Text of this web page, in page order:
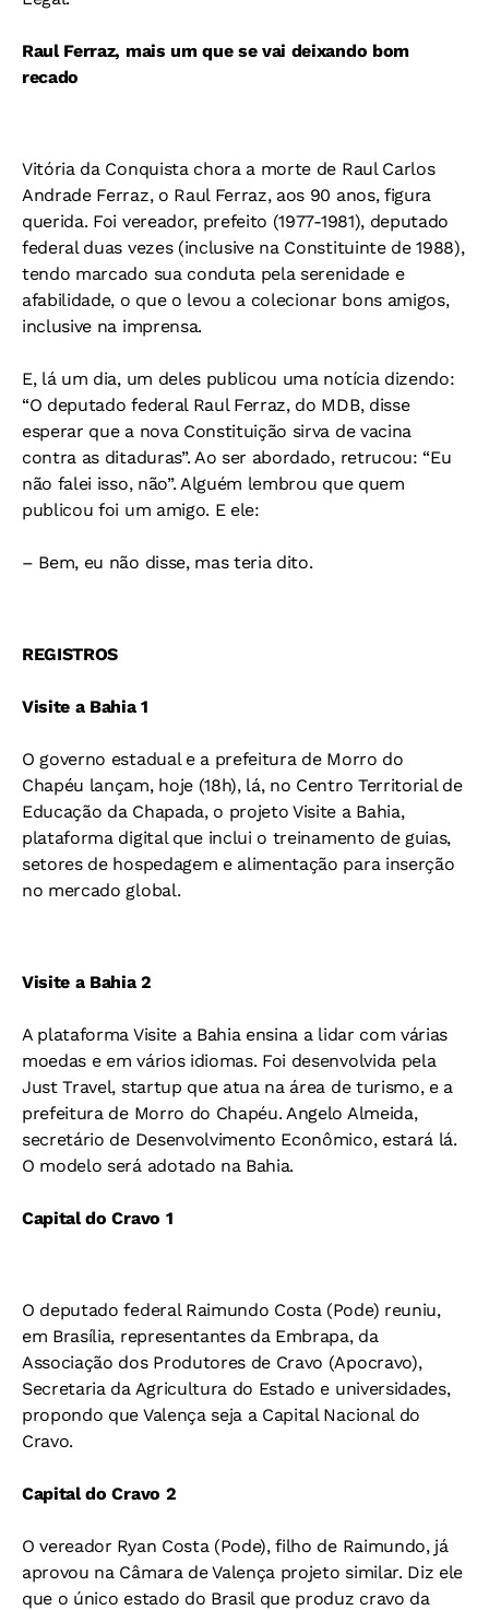
Raul Ferraz, mais um que se vai deixando bom
recado
Vitória da Conquista chora a morte de Raul Carlos
Andrade Ferraz, o Raul Ferraz, aos 90 anos, figura
querida. Foi vereador, prefeito (1977-1981), deputado
federal duas vezes (inclusive na Constituinte de 1988),
tendo marcado sua conduta pela serenidade e
afabilidade, o que o levou a colecionar bons amigos,
inclusive na imprensa.
E, lá um dia, um deles publicou uma notícia dizendo:
“O deputado federal Raul Ferraz, do MDB, disse
esperar que a nova Constituição sirva de vacina
contra as ditaduras”. Ao ser abordado, retrucou: “Eu
não falei isso, não”. Alguém lembrou que quem
publicou foi um amigo. E ele:
– Bem, eu não disse, mas teria dito.
REGISTROS
Visite a Bahia 1
O governo estadual e a prefeitura de Morro do
Chapéu lançam, hoje (18h), lá, no Centro Territorial de
Educação da Chapada, o projeto Visite a Bahia,
plataforma digital que inclui o treinamento de guias,
setores de hospedagem e alimentação para inserção
no mercado global.
Visite a Bahia 2
A plataforma Visite a Bahia ensina a lidar com várias
moedas e em vários idiomas. Foi desenvolvida pela
Just Travel, startup que atua na área de turismo, e a
prefeitura de Morro do Chapéu. Angelo Almeida,
secretário de Desenvolvimento Econômico, estará lá.
O modelo será adotado na Bahia.
Capital do Cravo 1
O deputado federal Raimundo Costa (Pode) reuniu,
em Brasília, representantes da Embrapa, da
Associação dos Produtores de Cravo (Apocravo),
Secretaria da Agricultura do Estado e universidades,
propondo que Valença seja a Capital Nacional do
Cravo.
Capital do Cravo 2
O vereador Ryan Costa (Pode), filho de Raimundo, já
aprovou na Câmara de Valença projeto similar. Diz ele
que o único estado do Brasil que produz cravo da